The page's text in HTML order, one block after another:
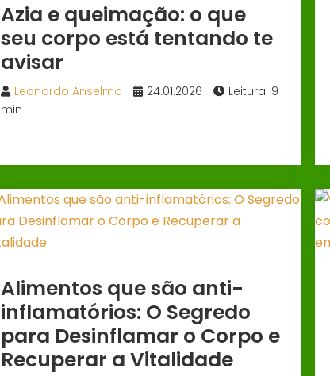
Azia e queimação: o que
seu corpo está tentando te
avisar
Leonardo Anselmo 24.01.2026
Leitura: 9
min
Alimentos que são anti-
inflamatórios: O Segredo
para Desinflamar o Corpo e
Recuperar a Vitalidade